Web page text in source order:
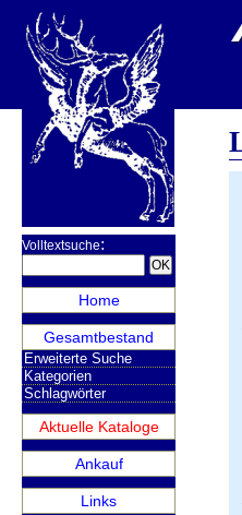
Volltextsuche:
Home
Gesamtbestand
Erweiterte Suche
Kategorien
Schlagwörter
Aktuelle Kataloge
Ankauf
Links